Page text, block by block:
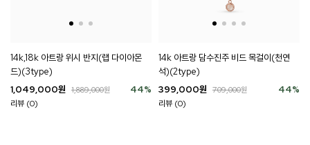
14k,18k 아트랑 위시 반지(랩 다이아몬
드)(3type)
44%
1,049,000원 1,889,000원
리뷰 (0)
14k 아트랑 담수진주 비드 목걸이(천연
석)(2type)
44%
399,000원 709,000원
리뷰 (0)